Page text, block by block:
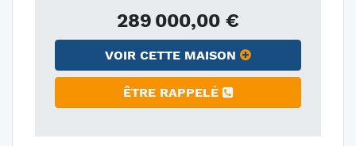
289 000,00 €
VOIR CETTE MAISON
ÊTRE RAPPELÉ